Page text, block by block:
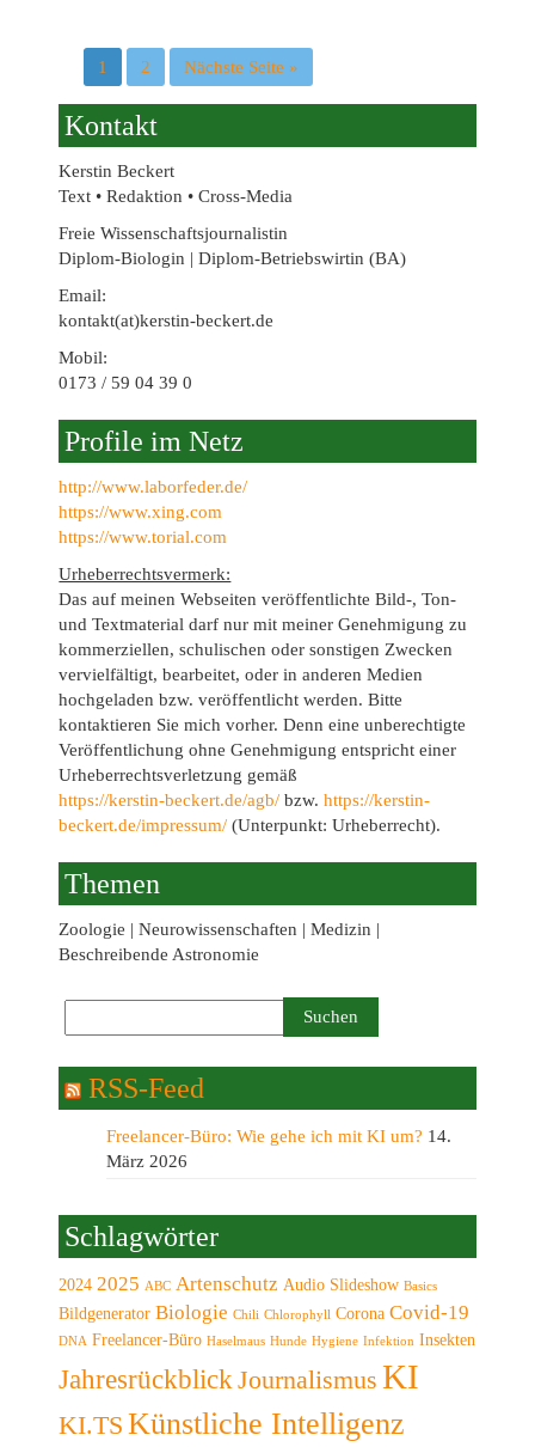
1 2 Nächste Seite »
Kontakt
Kerstin Beckert
Text • Redaktion • Cross-Media
Freie Wissenschaftsjournalistin
Diplom-Biologin | Diplom-Betriebswirtin (BA)
Email:
kontakt(at)kerstin-beckert.de
Mobil:
0173 / 59 04 39 0
Profile im Netz
http://www.laborfeder.de/
https://www.xing.com
https://www.torial.com
Urheberrechtsvermerk:
Das auf meinen Webseiten veröffentlichte Bild-, Ton-
und Textmaterial darf nur mit meiner Genehmigung zu
kommerziellen, schulischen oder sonstigen Zwecken
vervielfältigt, bearbeitet, oder in anderen Medien
hochgeladen bzw. veröffentlicht werden. Bitte
kontaktieren Sie mich vorher. Denn eine unberechtigte
Veröffentlichung ohne Genehmigung entspricht einer
Urheberrechtsverletzung gemäß
https://kerstin-beckert.de/agb/ bzw.https://kerstin-
beckert.de/impressum/ (Unterpunkt: Urheberrecht).
Themen
Zoologie | Neurowissenschaften | Medizin |
Beschreibende Astronomie
RSS-Feed
Freelancer-Büro: Wie gehe ich mit KI um? 14.
März 2026
Schlagwörter
2024 2025 ABC Artenschutz Audio Slideshow Basics
Bildgenerator Biologie Chili Chlorophyll Corona Covid-19
DNA Freelancer-Büro Haselmaus Hunde Hygiene Infektion Insekten
Jahresrückblick Journalismus KI
KI.TS Künstliche Intelligenz